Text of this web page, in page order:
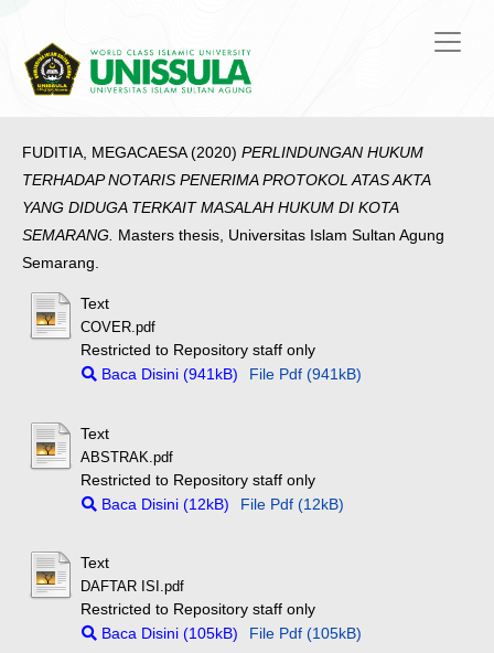
FUDITIA, MEGACAESA(2020) PERLINDUNGAN HUKUM
TERHADAP NOTARIS PENERIMA PROTOKOL ATAS AKTA
YANG DIDUGA TERKAIT MASALAH HUKUM DI KOTA
SEMARANG. Masters thesis, Universitas Islam Sultan Agung
Semarang.
Text
COVER.pdf
Restricted to Repository staff only
Baca Disini (941kB)
File Pdf (941kB)
Text
ABSTRAK.pdf
Restricted to Repository staff only
Baca Disini (12kB)
File Pdf (12kB)
Text
DAFTAR ISI.pdf
Restricted to Repository staff only
Baca Disini (105kB)
File Pdf (105kB)